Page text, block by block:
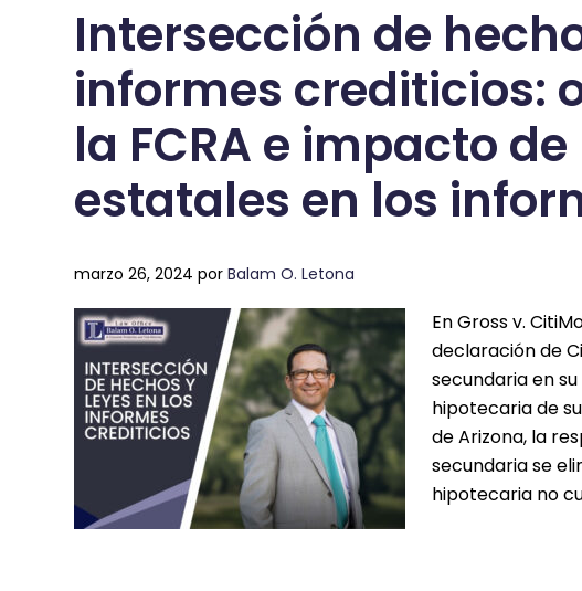
Intersección de
informes crediticios:
la FCRA e impacto
estatales en los
marzo 26, 2024 porBalam O. Letona
En Gross v.
declaración de
secundaria en
hipotecaria de
de Arizona, la
secundaria se
hipotecaria no